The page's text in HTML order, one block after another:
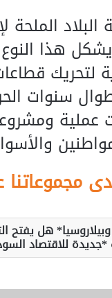
الملحة
يشكل هذا
لتحريك
سنوات
عملية
هل يفتح
*جديدة للاقتصاد